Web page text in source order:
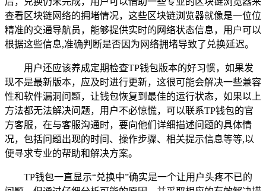
查看区块链网络的拥堵情况，这些区块链浏览器就像是一位位
精准的交通导航员，能够提供实时的网络状态信息，用户可以
根据这些信息,准确判断是否因为网络拥堵导致了兑换延迟。
用户还应该养成定期检查TP钱包版本的好习惯，如果发
现不是最新版本，应及时进行更新，这很可能会解决一些兼容
性和软件漏洞问题，让钱包恢复到最佳的运行状态，如果以上
方法都无法解决问题，用户不必惊慌，可以联系TP钱包的官
方客服，在与客服沟通时，要向他们详细描述问题的具体情
况，包括问题出现的时间、操作步骤、相关提示信息等等,以
便寻求专业的帮助和解决方案。
TP钱包一直显示“兑换中”确实是一个让用户头疼不已的